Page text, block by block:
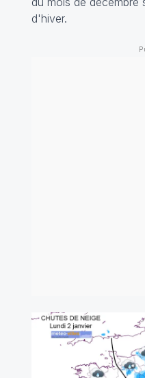
d'hiver.